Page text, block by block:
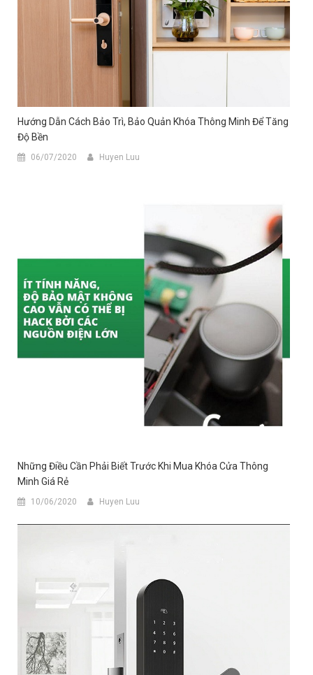
Hướng Dẫn Cách Bảo Trì, Bảo Quản Khóa Thông Minh Để Tăng
Độ Bền
06/07/2020 Huyen Luu
Những Điều Cần Phải Biết Trước Khi Mua Khóa Cửa Thông
Minh Giá Rẻ
10/06/2020 Huyen Luu